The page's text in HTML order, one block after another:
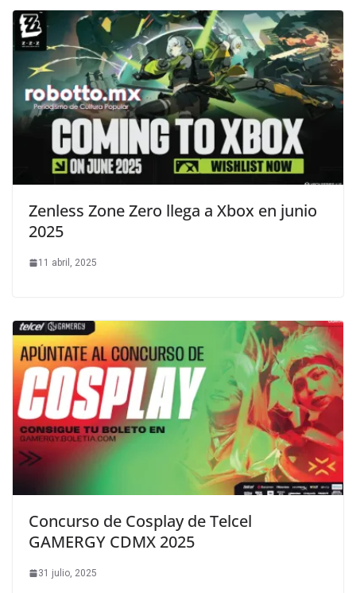
Zenless Zone Zero llega a Xbox en junio
2025
11 abril, 2025
Concurso de Cosplay de Telcel
GAMERGY CDMX 2025
31 julio, 2025